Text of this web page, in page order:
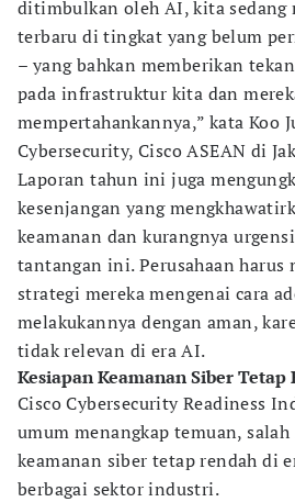
ditimbulkan oleh AI, kita sedang
terbaru di tingkat yang belum
– yang bahkan memberikan
pada infrastruktur kita dan
mempertahankannya,” kata Koo
Cybersecurity, Cisco ASEAN di
Laporan tahun ini juga
kesenjangan yang
keamanan dan kurangnya
tantangan ini. Perusahaan
strategi mereka mengenai cara
melakukannya dengan aman,
tidak relevan di era AI.
Kesiapan Keamanan Siber Tetap
Cisco Cybersecurity Readiness
umum menangkap temuan,
keamanan siber tetap rendah di
berbagai sektor industri.